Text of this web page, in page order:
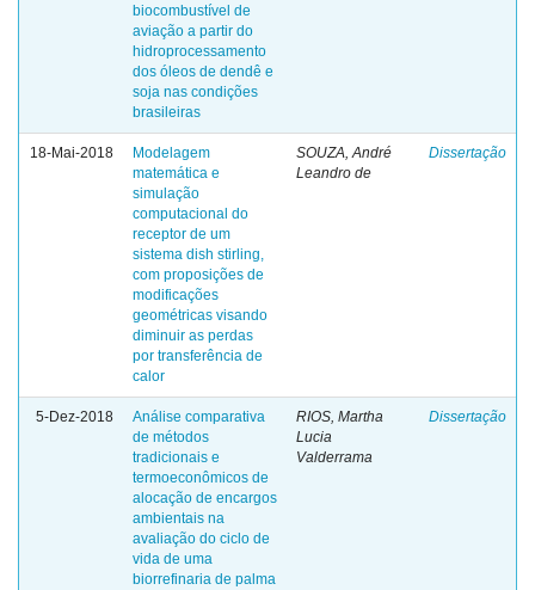
biocombustível de
aviação a partir do
hidroprocessamento
dos óleos de dendê e
soja nas condições
brasileiras
18-Mai-2018
Modelagem
matemática e
simulação
computacional do
receptor de um
sistema dish stirling,
com proposições de
modificações
geométricas visando
diminuir as perdas
por transferência de
calor
SOUZA, André
Leandro de
Dissertação
5-Dez-2018
Análise comparativa
de métodos
tradicionais e
termoeconômicos de
alocação de encargos
ambientais na
avaliação do ciclo de
vida de uma
biorrefinaria de palma
RIOS, Martha
Lucia
Valderrama
Dissertação